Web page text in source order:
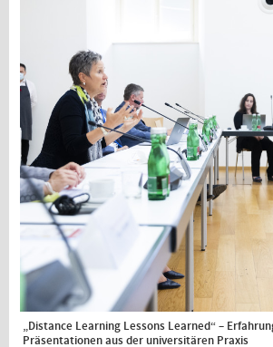
„Distance Learning Lessons Learned“ –
Präsentationen aus der universitären Praxis